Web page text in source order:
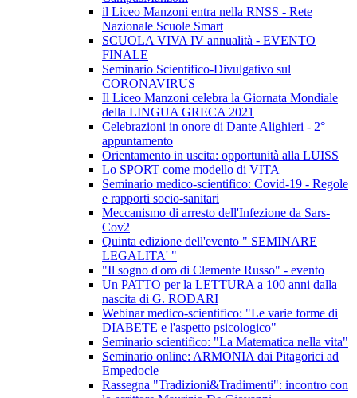
il Liceo Manzoni entra nella RNSS - Rete
Nazionale Scuole Smart
SCUOLA VIVA IV annualità - EVENTO
FINALE
Seminario Scientifico-Divulgativo sul
CORONAVIRUS
Il Liceo Manzoni celebra la Giornata Mondiale
della LINGUA GRECA 2021
Celebrazioni in onore di Dante Alighieri - 2°
appuntamento
Orientamento in uscita: opportunità alla LUISS
Lo SPORT come modello di VITA
Seminario medico-scientifico: Covid-19 - Regole
e rapporti socio-sanitari
Meccanismo di arresto dell'Infezione da Sars-
Cov2
Quinta edizione dell'evento " SEMINARE
LEGALITA' "
"Il sogno d'oro di Clemente Russo" - evento
Un PATTO per la LETTURA a 100 anni dalla
nascita di G. RODARI
Webinar medico-scientifico: "Le varie forme di
DIABETE e l'aspetto psicologico"
Seminario scientifico: "La Matematica nella vita"
Seminario online: ARMONIA dai Pitagorici ad
Empedocle
Rassegna "Tradizioni&Tradimenti": incontro con